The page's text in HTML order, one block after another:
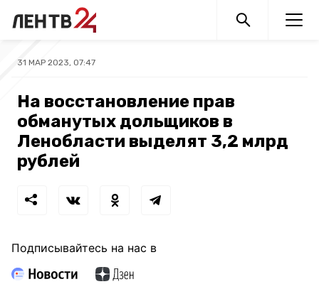
31 МАР 2023, 07:47
На восстановление прав
обманутых дольщиков в
Ленобласти выделят 3,2 млрд
рублей
Подписывайтесь на нас в